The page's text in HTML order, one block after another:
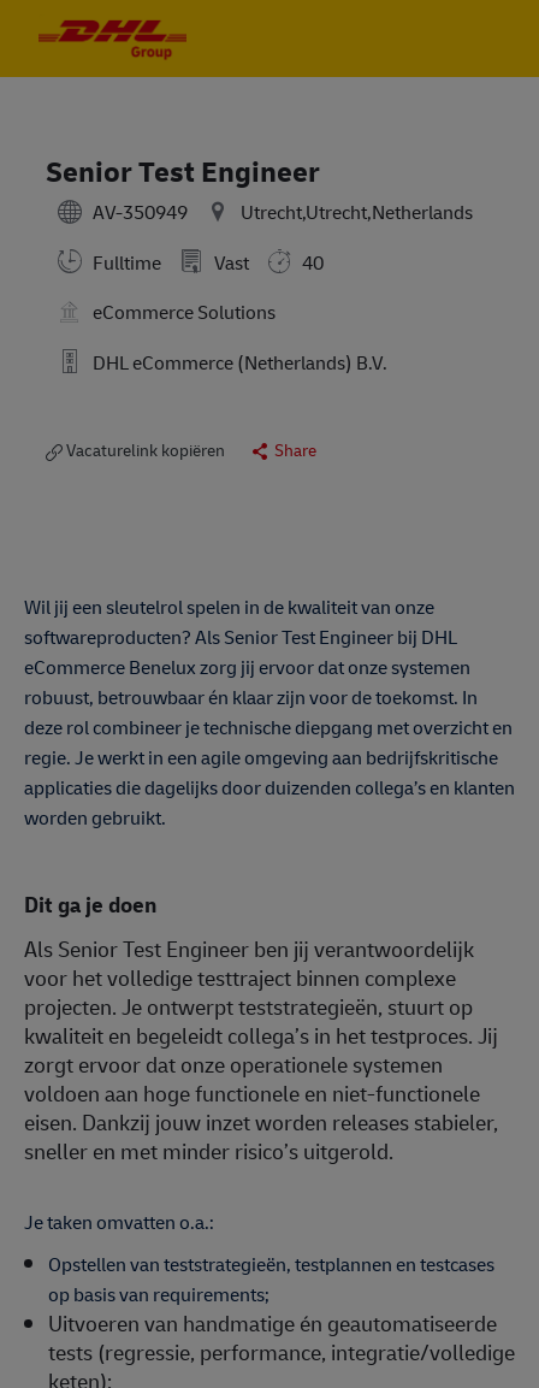
Senior Test Engineer
AV-350949
Utrecht,Utrecht,Netherlands
Fulltime
Vast
40
eCommerce Solutions
DHL eCommerce (Netherlands) B.V.
Vacaturelink kopiëren Share
Wil jij een sleutelrol spelen in de kwaliteit van onze
softwareproducten? Als Senior Test Engineer bij DHL
eCommerce Benelux zorg jij ervoor dat onze systemen
robuust, betrouwbaar én klaar zijn voor de toekomst. In
deze rol combineer je technische diepgang met overzicht en
regie. Je werkt in een agile omgeving aan bedrijfskritische
applicaties die dagelijks door duizenden collega’s en klanten
worden gebruikt.
Dit ga je doen
Als Senior Test Engineer ben jij verantwoordelijk
voor het volledige testtraject binnen complexe
projecten. Je ontwerpt teststrategieën, stuurt op
kwaliteit en begeleidt collega’s in het testproces. Jij
zorgt ervoor dat onze operationele systemen
voldoen aan hoge functionele en niet-functionele
eisen. Dankzij jouw inzet worden releases stabieler,
sneller en met minder risico’s uitgerold.
Je taken omvatten o.a.:
Opstellen van teststrategieën, testplannen en testcases
op basis van requirements;
Uitvoeren van handmatige én geautomatiseerde
tests (regressie, performance, integratie/volledige
keten);